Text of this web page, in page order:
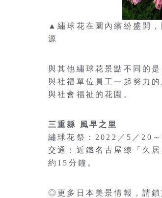
▲繡球花在園內繽紛盛開
源
與其他繡球花景點不同的
與社福單位員工一起努力
與社會福祉的花園。
三重縣 風早之里
繡球花祭：2022／5／20
交通：近鐵名古屋線「久
約15分鐘。
◎更多日本美景情報，請鎖